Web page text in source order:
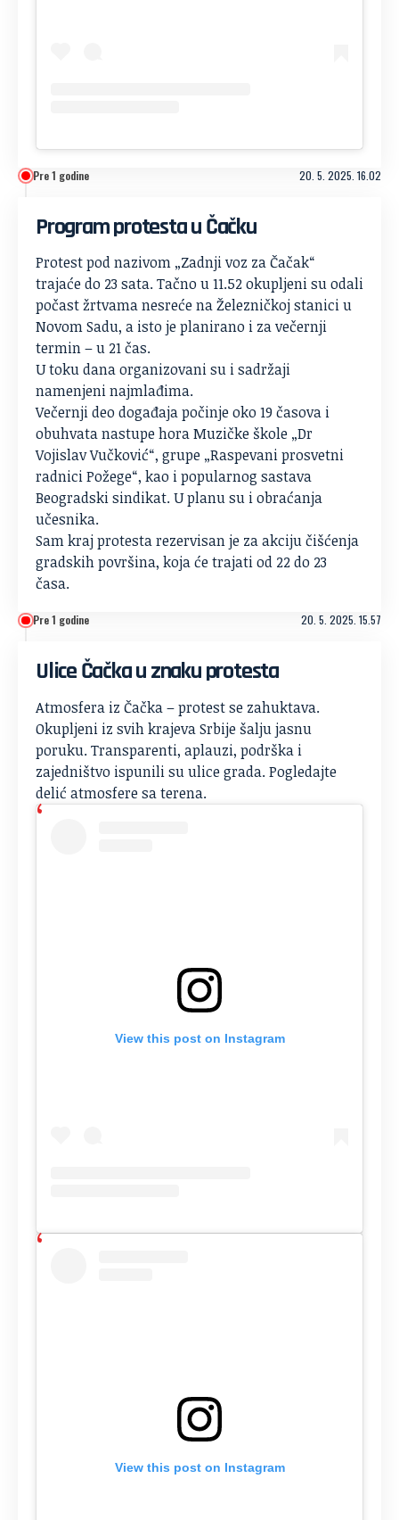
Pre 1 godine 20. 5. 2025. 16.02
Program protesta u Čačku
Protest pod nazivom „Zadnji voz za Čačak“
trajaće do 23 sata. Tačno u 11.52 okupljeni su odali
počast žrtvama nesreće na Železničkoj stanici u
Novom Sadu, a isto je planirano i za večernji
termin – u 21 čas.
U toku dana organizovani su i sadržaji
namenjeni najmlađima.
Večernji deo događaja počinje oko 19 časova i
obuhvata nastupe hora Muzičke škole „Dr
Vojislav Vučković“, grupe „Raspevani prosvetni
radnici Požege“, kao i popularnog sastava
Beogradski sindikat. U planu su i obraćanja
učesnika.
Sam kraj protesta rezervisan je za akciju čišćenja
gradskih površina, koja će trajati od 22 do 23
časa.
Pre 1 godine 20. 5. 2025. 15.57
Ulice Čačka u znaku protesta
Atmosfera iz Čačka – protest se zahuktava.
Okupljeni iz svih krajeva Srbije šalju jasnu
poruku. Transparenti, aplauzi, podrška i
zajedništvo ispunili su ulice grada. Pogledajte
delić atmosfere sa terena.
View this post on Instagram
View this post on Instagram